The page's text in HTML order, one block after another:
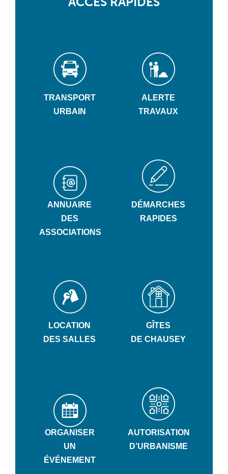
TRANSPORT
URBAIN
ALERTE
TRAVAUX
ANNUAIRE
DES
ASSOCIATIONS
DÉMARCHES
RAPIDES
LOCATION
DES SALLES
GÎTES
DE CHAUSEY
ORGANISER
UN
ÉVÉNEMENT
AUTORISATION
D’URBANISME